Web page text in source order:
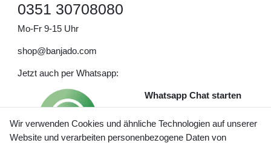
0351 30708080
Mo-Fr 9-15 Uhr
shop@banjado.com
Jetzt auch per Whatsapp:
Whatsapp Chat starten
Wir verwenden Cookies und ähnliche Technologien auf unserer
Website und verarbeiten personenbezogene Daten von